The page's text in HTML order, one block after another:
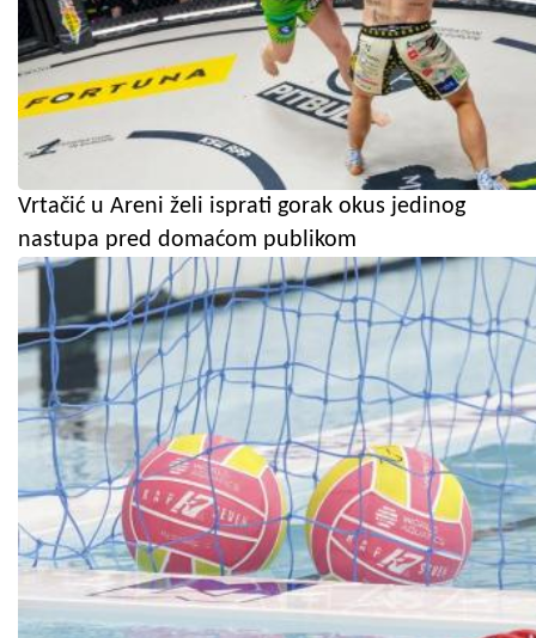
Vrtačić u Areni želi isprati gorak okus jedinog
nastupa pred domaćom publikom